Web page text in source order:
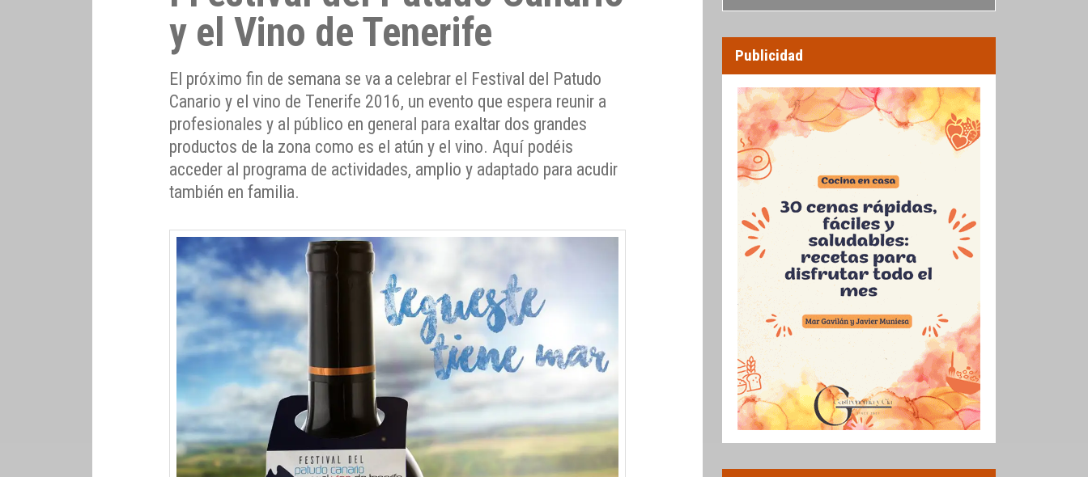
y el Vino de Tenerife
El próximo fin de semana se va a celebrar el Festival del Patudo
Canario y el vino de Tenerife 2016, un evento que espera reunir a
profesionales y al público en general para exaltar dos grandes
productos de la zona como es el atún y el vino. Aquí podéis
acceder al programa de actividades, amplio y adaptado para acudir
también en familia.
Publicidad